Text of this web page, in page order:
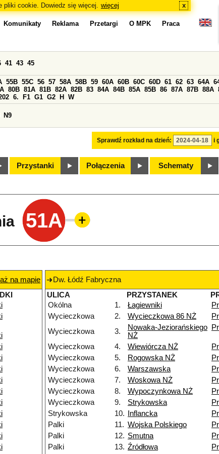
pliki cookie. Dowiedz się więcej. więcej x
Komunikaty Reklama Przetargi O MPK Praca
Sprawdź rozkład na dzień: i
41 43 45
55B 55C 56 57 58A 58B 59 60A 60B 60C 60D 61 62 63 64A
80B 81A 81B 82A 82B 83 84A 84B 85A 85B 86 87A 87B 88A
6. F1 G1 G2 H W
N9
Przystanki Połączenia Schematy
51A
na mapie
Dw. Łódź Fabryczna
ULICA
PRZYSTANEK
Okólna
1. Łagiewniki
Wycieczkowa
2. Wycieczkowa 86 NŻ
Wycieczkowa
3.
Nowaka-Jeziorańskiego
NŻ
Wycieczkowa 4. Wiewiórcza NŻ
Wycieczkowa
5. Rogowska NŻ
Wycieczkowa
6. Warszawska
Wycieczkowa
7. Woskowa NŻ
Wycieczkowa
8. Wypoczynkowa NŻ
Wycieczkowa
9. Strykowska
Strykowska
10. Inflancka
Palki
11. Wojska Polskiego
Palki
12. Smutna
Palki
13. Źródłowa